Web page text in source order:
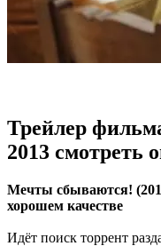
Трейлер
2013 смотреть
Мечты сбываются!
хорошем качестве
Идёт поиск торрент